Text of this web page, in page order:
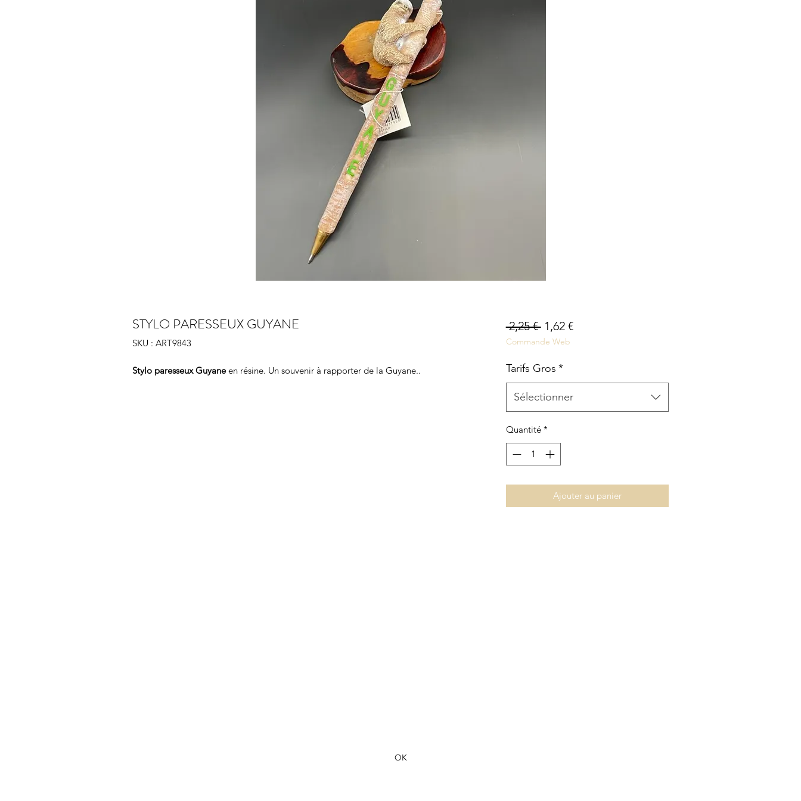
STYLO PARESSEUX GUYANE
SKU : ART9843
Stylo paresseuxGuyaneen résine. Un souvenir à rapporter de la Guyane..
2,25 € Prix
original
1,62 €Prix
Commande Web
Tarifs Gros *
Sélectionner
Quantité *
Ajouter au panier
OK